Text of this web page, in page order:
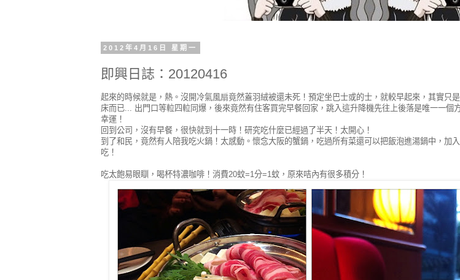
2012年4月16日 星期一
即興日誌：20120416
起來的時候就是，熱。沒開冷氣風扇竟然蓋羽絨被還未死！預定坐巴士或的士，就較早起來，其實只
床而已... 出門口等𨋢四𨋢同爆，後來竟然有住客買完早餐回家，跳入這升降機先往上後落是唯一一個
幸運！
回到公司，沒有早餐，很快就到十一時！研究吃什麼已經過了半天！太開心！
到了和民，竟然有人陪我吃火鍋！太感動。懷念大阪的蟹鍋，吃過所有菜還可以把飯泡進湯鍋中，加
吃！
吃太飽易眼瞓，喝杯特濃咖啡！消費20蚊=1分=1蚊，原來咭內有很多積分！